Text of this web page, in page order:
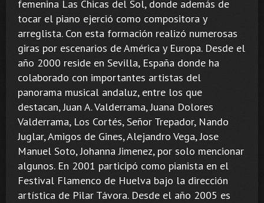
femenina Las Chicas del Sol, donde además de
tocar el piano ejerció como compositora y
arreglista. Con esta formación realizó numerosas
giras por escenarios de América y Europa. Desde el
año 2000 reside en Sevilla, España donde ha
colaborado con importantes artistas del
panorama musical andaluz, entre los que
destacan, Juan A. Valderrama, Juana Dolores
Valderrama, Los Cortés, Señor Trepador, Nando
Juglar, Amigos de Gines, Alejandro Vega, Jose
Manuel Soto, Johanna Jimenez, por solo mencionar
algunos. En 2001 participó como pianista en el
Festival Flamenco de Huelva bajo la dirección
artística de Pilar Távora. Desde el año 2005 es